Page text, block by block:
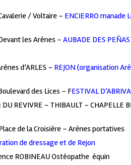
/ Voltaire – ENCIERRO manade
les Arènes – AUBADE DES PEÑAS
d’ARLES – REJON (organisation
des Lices – FESTIVAL
DU REVIVRE – THIBAULT – CHAPELLE
de la Croisière – Arènes portatives
de dressage et de Rejon
ROBINEAU Ostéopathe équin